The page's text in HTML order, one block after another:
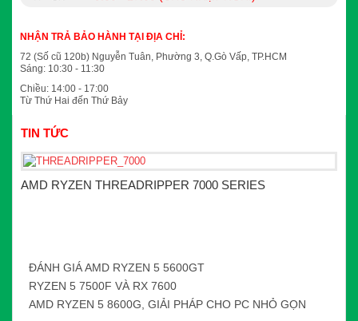
NHẬN TRẢ BẢO HÀNH TẠI ĐỊA CHỈ:
72 (Số cũ 120b) Nguyễn Tuân, Phường 3, Q.Gò Vấp, TP.HCM
Sáng: 10:30 - 11:30
Chiều: 14:00 - 17:00
Từ Thứ Hai đến Thứ Bảy
TIN TỨC
AMD RYZEN THREADRIPPER 7000 SERIES
ĐÁNH GIÁ AMD RYZEN 5 5600GT
RYZEN 5 7500F VÀ RX 7600
AMD RYZEN 5 8600G, GIẢI PHÁP CHO PC NHỎ GỌN